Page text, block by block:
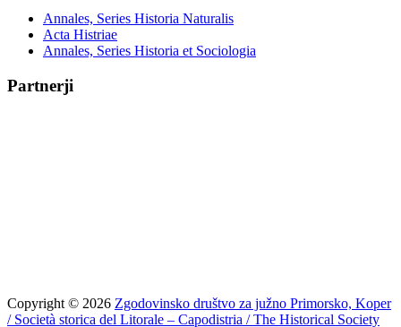
Annales, Series Historia Naturalis
Acta Histriae
Annales, Series Historia et Sociologia
Partnerji
Copyright © 2026 Zgodovinsko društvo za južno Primorsko, Koper
/ Società storica del Litorale – Capodistria / The Historical Society